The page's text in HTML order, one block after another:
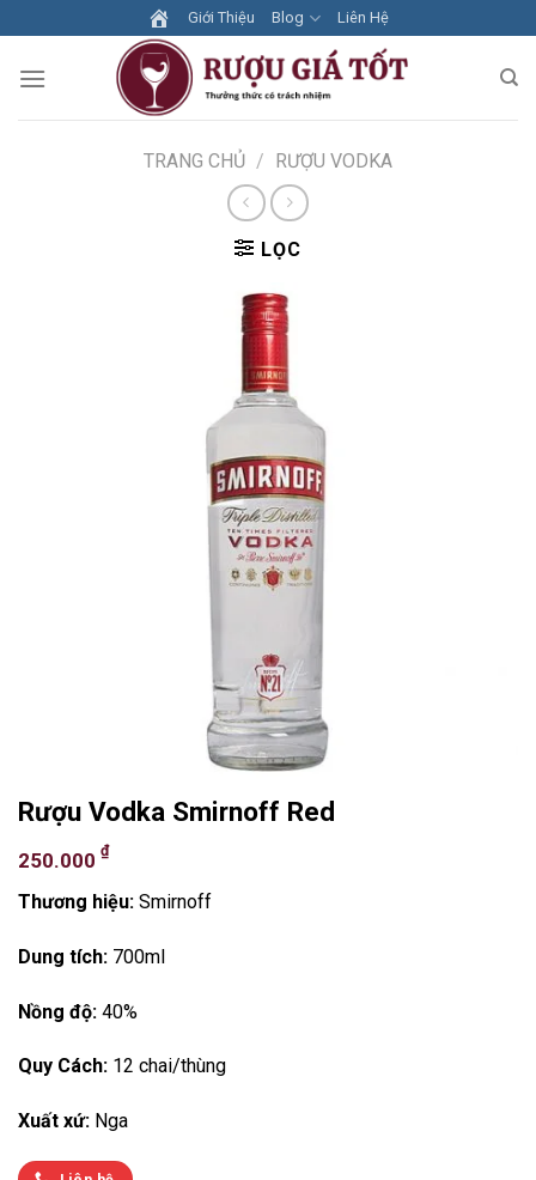
to
content
Giới Thiệu Blog Liên Hệ
TRANG CHỦ / RƯỢU VODKA
LỌC
Rượu Vodka Smirnoff Red
250.000 ₫
Thương hiệu: Smirnoff
Dung tích: 700ml
Nồng độ: 40%
Quy Cách: 12 chai/thùng
Xuất xứ: Nga